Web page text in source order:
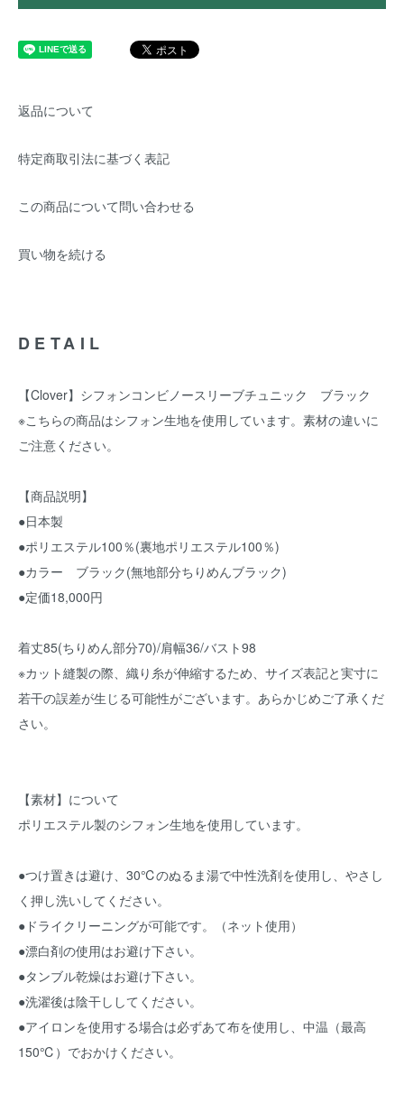
返品について
特定商取引法に基づく表記
この商品について問い合わせる
買い物を続ける
DETAIL
【Clover】シフォンコンビノースリーブチュニック ブラック
※こちらの商品はシフォン生地を使用しています。素材の違いに
ご注意ください。
【商品説明】
●日本製
●ポリエステル100％(裏地ポリエステル100％)
●カラー ブラック(無地部分ちりめんブラック)
●定価18,000円
着丈85(ちりめん部分70)/肩幅36/バスト98
※カット縫製の際、織り糸が伸縮するため、サイズ表記と実寸に
若干の誤差が生じる可能性がございます。あらかじめご了承くだ
さい。
【素材】について
ポリエステル製のシフォン生地を使用しています。
●つけ置きは避け、30℃のぬるま湯で中性洗剤を使用し、やさし
く押し洗いしてください。
●ドライクリーニングが可能です。（ネット使用）
●漂白剤の使用はお避け下さい。
●タンブル乾燥はお避け下さい。
●洗濯後は陰干ししてください。
●アイロンを使用する場合は必ずあて布を使用し、中温（最高
150℃）でおかけください。